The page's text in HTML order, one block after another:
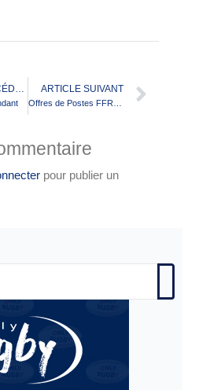
ARTICLE PRÉCÉDENT ARTICLE SUIVANT
pour publier un